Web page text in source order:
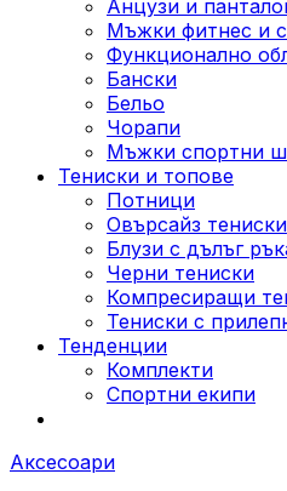
Aнцузи и
Mъжки фитнес и
Функционално
Бански
Бельо
Чорапи
Mъжки спортни
Тениски и топове
Потници
Овърсайз тениски
Блузи с дълъг
Черни тениски
Компресиращи
Тениски с
Тенденции
Комплекти
Спортни екипи
Аксесоари